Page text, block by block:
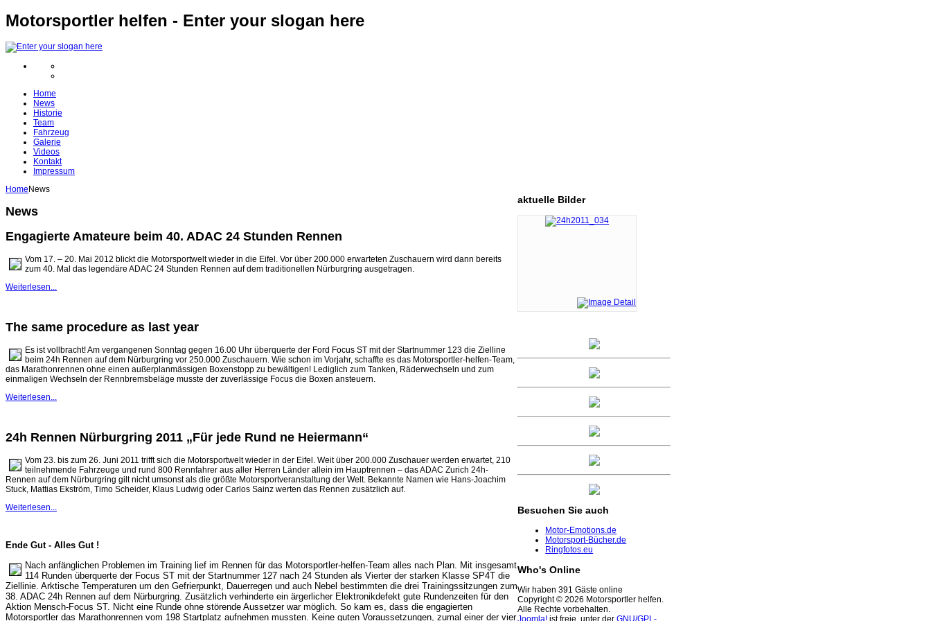
Motorsportler helfen - Enter your slogan here
Home
News
Historie
Team
Fahrzeug
Galerie
Videos
Kontakt
Impressum
Home News
News
Engagierte Amateure beim 40. ADAC 24 Stunden Rennen
Vom 17. – 20. Mai 2012 blickt die Motorsportwelt wieder in die Eifel. Vor über 200.000 erwarteten Zuschauern wird dann bereits
zum 40. Mal das legendäre ADAC 24 Stunden Rennen auf dem traditionellen Nürburgring ausgetragen.
Weiterlesen...
The same procedure as last year
Es ist vollbracht! Am vergangenen Sonntag gegen 16.00 Uhr überquerte der Ford Focus ST mit der Startnummer 123 die Zielline
beim 24h Rennen auf dem Nürburgring vor 250.000 Zuschauern. Wie schon im Vorjahr, schaffte es das Motorsportler-helfen-Team,
das Marathonrennen ohne einen außerplanmässigen Boxenstopp zu bewältigen! Lediglich zum Tanken, Räderwechseln und zum
einmaligen Wechseln der Rennbremsbeläge musste der zuverlässige Focus die Boxen ansteuern.
Weiterlesen...
24h Rennen Nürburgring 2011 „Für jede Rund ne Heiermann“
Vom 23. bis zum 26. Juni 2011 trifft sich die Motorsportwelt wieder in der Eifel. Weit über 200.000 Zuschauer werden erwartet, 210
teilnehmende Fahrzeuge und rund 800 Rennfahrer aus aller Herren Länder allein im Hauptrennen – das ADAC Zurich 24h-
Rennen auf dem Nürburgring gilt nicht umsonst als die größte Motorsportveranstaltung der Welt. Bekannte Namen wie Hans-Joachim
Stuck, Mattias Ekström, Timo Scheider, Klaus Ludwig oder Carlos Sainz werten das Rennen zusätzlich auf.
Weiterlesen...
Ende Gut - Alles Gut !
Nach anfänglichen Prob­lemen im Training lief im Rennen für das Motorsport­ler-helfen-Team alles nach Plan. Mit insgesamt
114 Runden überquerte der Focus ST mit der Start­num­mer 127 nach 24 Stunden als Vierter der starken Klasse SP4T die
Ziellinie. Arktische Temperaturen um den Gefrierpunkt, Dauer­regen und auch Nebel be­stimmten die drei Trainings­sitzungen zum
38. ADAC 24h Rennen auf dem Nürburg­ring. Zusätzlich verhinderte ein ärgerlicher Elektronik­defekt gute Rundenzeiten für den
Aktion Mensch-Focus ST. Nicht eine Runde ohne störende Aussetzer war möglich. So kam es, dass die engagierten
Motorsportler das Marathonrennen vom 198 Start­platz aufnehmen mussten. Keine guten Voraus­setzungen, zumal einer der vier
aktuelle Bilder
Besuchen Sie auch
Motor-Emotions.de
Motorsport-Bücher.de
Ringfotos.eu
Who's Online
Wir haben 391 Gäste online
Copyright © 2026 Motorsportler helfen.
Alle Rechte vorbehalten.